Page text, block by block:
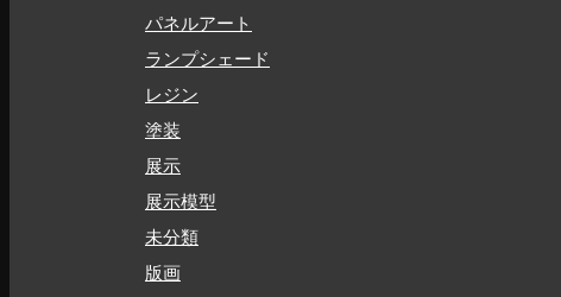
パネルアート
ランプシェード
レジン
塗装
展示
展示模型
未分類
版画